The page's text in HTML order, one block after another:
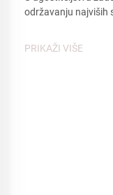
održavanju najviših
gostiju, hotelske
PRIKAŽI VIŠE